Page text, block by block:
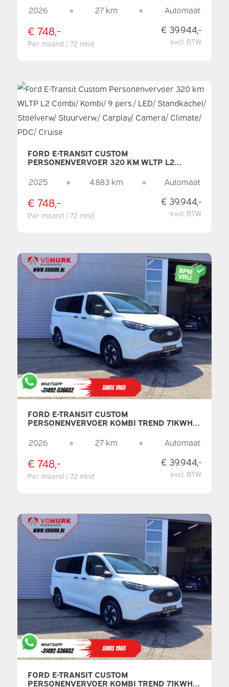
STOELVERW./ STUURVERW./ CARPLAY/ 9 P/
9 PERSOONS/ CLIMATE/ CAMERA/ PDC/
2026 ● 27 km ● Automaat
€ 748,-
Per maand / 72 mnd
€ 39.944,-
excl. BTW
FORD E-TRANSIT CUSTOM
PERSONENVERVOER 320 KM WLTP L2
STANDKACHEL/ STOELVERW/ STUURVERW./
CARPLAY/ CAMERA/ CLIMATE/ PDC/ CRUISE
2025 ● 4.883 km ● Automaat
€ 748,-
Per maand / 72 mnd
€ 39.944,-
excl. BTW
FORD E-TRANSIT CUSTOM
PERSONENVERVOER KOMBI TREND 71KWH
STOELVERW./ STUURVERW./ CARPLAY/ 9 P/
9 PERSOONS/ CLIMATE/ CAMERA/ PDC/
2026 ● 27 km ● Automaat
€ 748,-
Per maand / 72 mnd
€ 39.944,-
excl. BTW
FORD E-TRANSIT CUSTOM
PERSONENVERVOER KOMBI TREND 71KWH